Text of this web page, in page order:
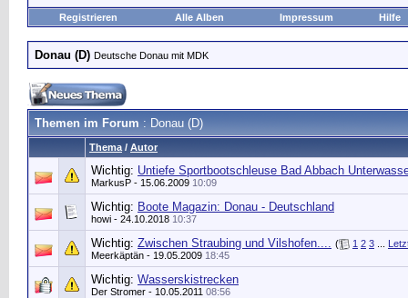
Registrieren Alle Alben Impressum Hilfe
Donau (D) Deutsche Donau mit MDK
Themen im Forum : Donau (D)
Thema / Autor
Wichtig: Untiefe Sportbootschleuse Bad Abbach
MarkusP - 15.06.2009 10:09
Wichtig: Boote Magazin: Donau - Deutschland
howi - 24.10.2018 10:37
Wichtig: Zwischen Straubing und Vilshofen.... ( 1 2 3
Meerkäptän - 19.05.2009 18:45
Wichtig: Wasserskistrecken
Der Stromer - 10.05.2011 08:56